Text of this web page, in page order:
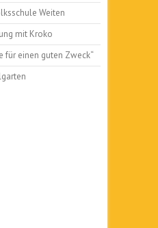
Weiten
mit Kroko
für einen guten Zweck“